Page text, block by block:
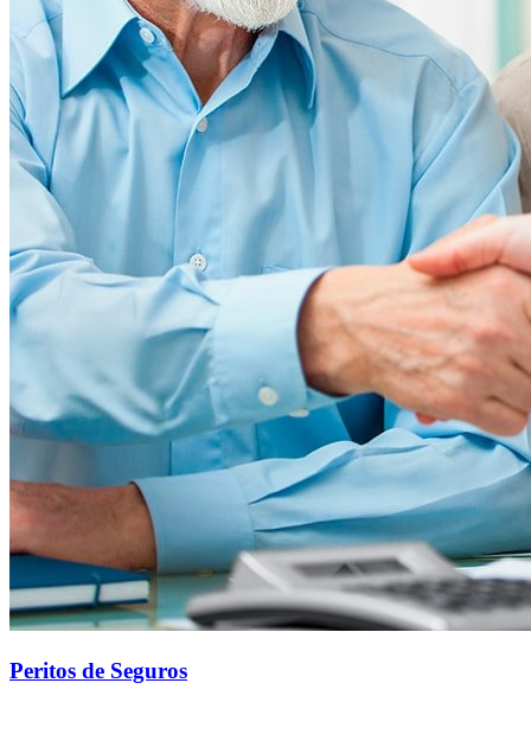
Peritos de Seguros